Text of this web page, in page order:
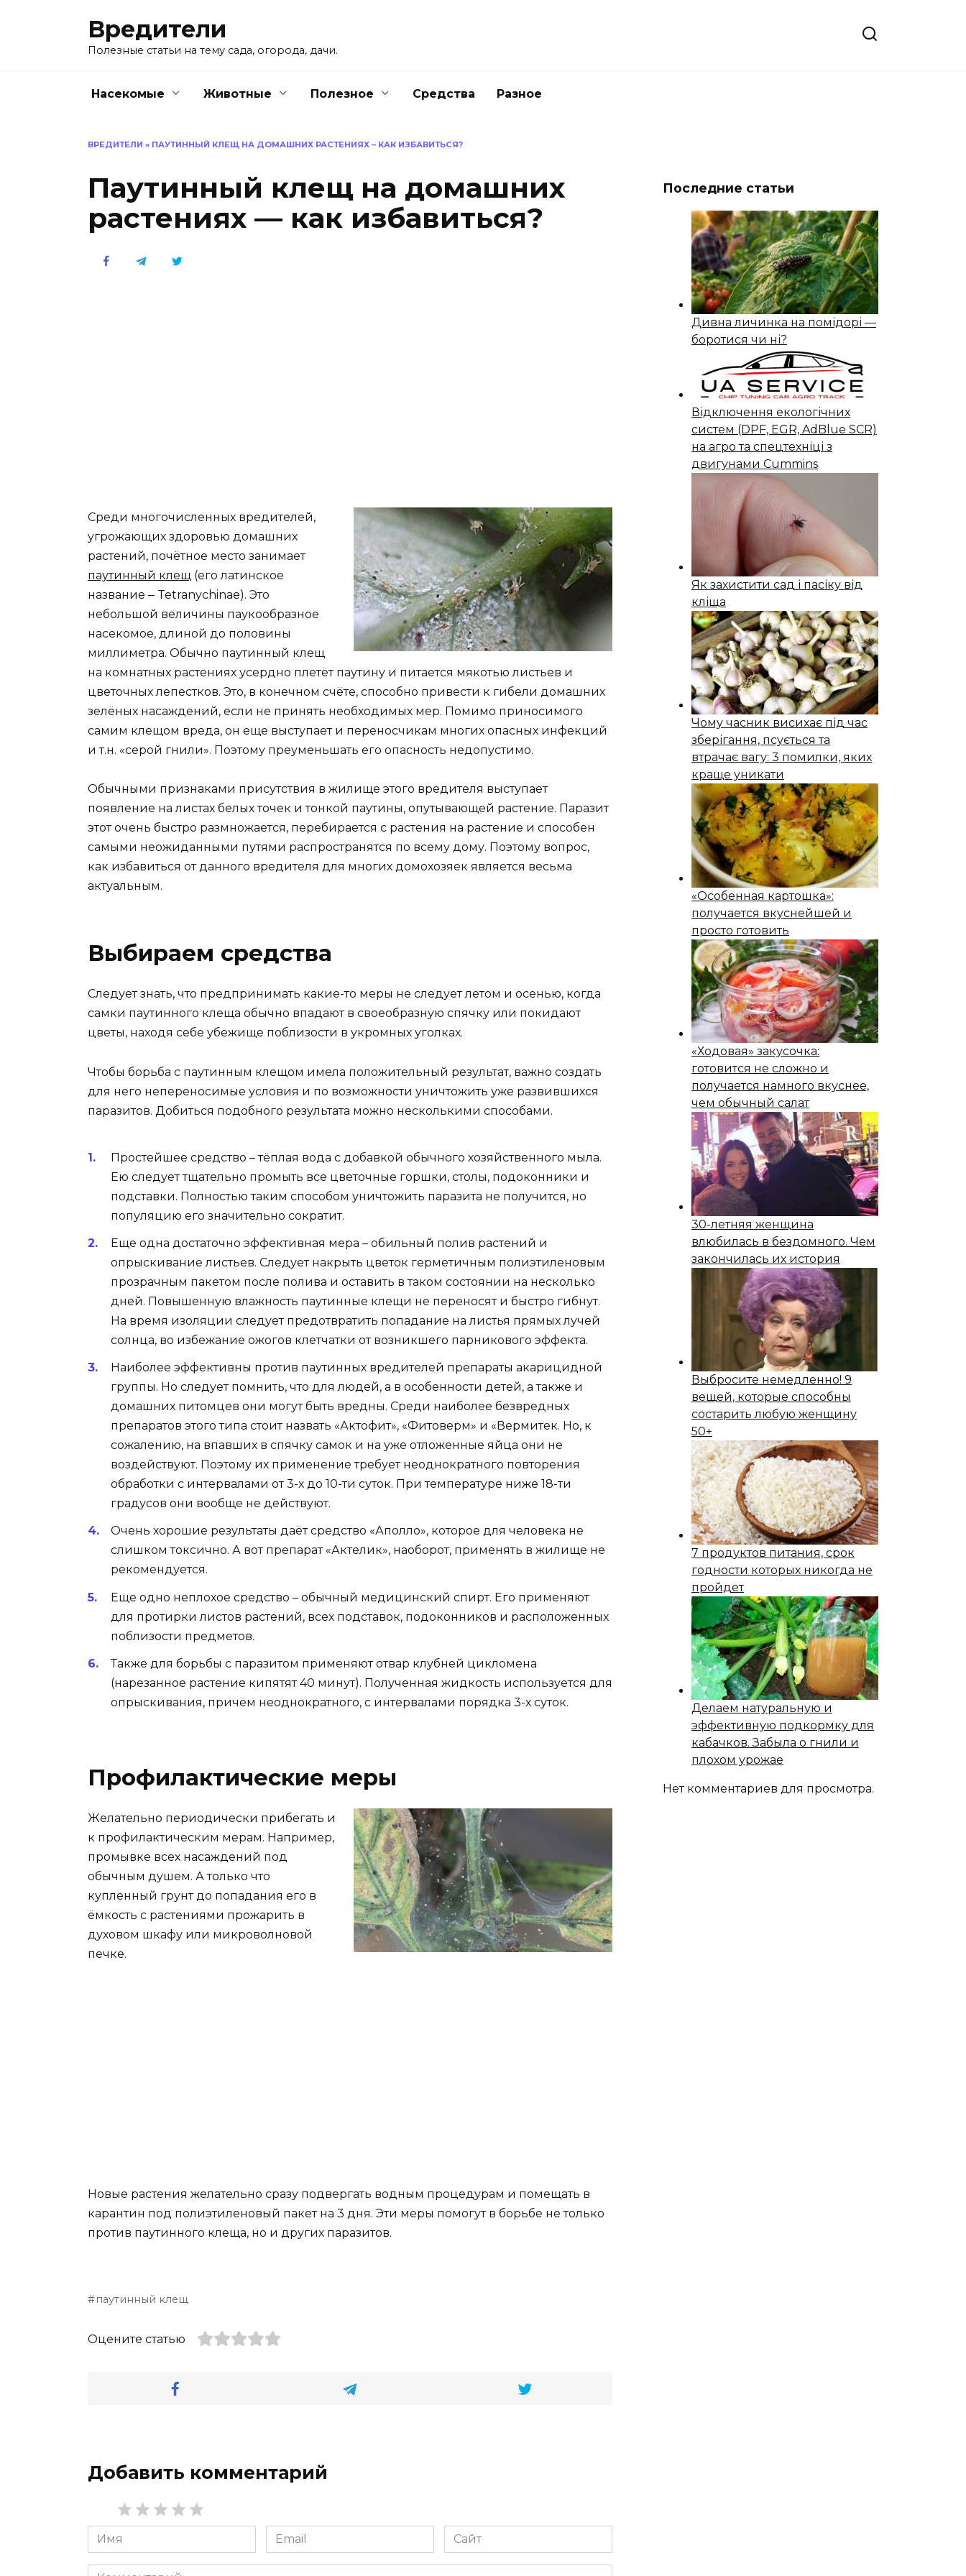
Вредители
Полезные статьи на тему сада, огорода, дачи.
Насекомые Животные Полезное Средства Разное
ВРЕДИТЕЛИ » ПАУТИННЫЙ КЛЕЩ НА ДОМАШНИХ РАСТЕНИЯХ – КАК ИЗБАВИТЬСЯ?
Паутинный клещ на домашних
растениях — как избавиться?
Среди многочисленных вредителей,
угрожающих здоровью домашних
растений, почётное место занимает
паутинный клещ (его латинское
название ‒ Tetranychinae). Это
небольшой величины паукообразное
насекомое, длиной до половины
миллиметра. Обычно паутинный клещ
на комнатных растениях усердно плетёт паутину и питается мякотью листьев и
цветочных лепестков. Это, в конечном счёте, способно привести к гибели домашних
зелёных насаждений, если не принять необходимых мер. Помимо приносимого
самим клещом вреда, он еще выступает и переносчикам многих опасных инфекций
и т.н. «серой гнили». Поэтому преуменьшать его опасность недопустимо.
Обычными признаками присутствия в жилище этого вредителя выступает
появление на листах белых точек и тонкой паутины, опутывающей растение. Паразит
этот очень быстро размножается, перебирается с растения на растение и способен
самыми неожиданными путями распространятся по всему дому. Поэтому вопрос,
как избавиться от данного вредителя для многих домохозяек является весьма
актуальным.
Выбираем средства
Следует знать, что предпринимать какие-то меры не следует летом и осенью, когда
самки паутинного клеща обычно впадают в своеобразную спячку или покидают
цветы, находя себе убежище поблизости в укромных уголках.
Чтобы борьба с паутинным клещом имела положительный результат, важно создать
для него непереносимые условия и по возможности уничтожить уже развившихся
паразитов. Добиться подобного результата можно несколькими способами.
Простейшее средство – тёплая вода с добавкой обычного хозяйственного мыла.
Ею следует тщательно промыть все цветочные горшки, столы, подоконники и
подставки. Полностью таким способом уничтожить паразита не получится, но
популяцию его значительно сократит.
Еще одна достаточно эффективная мера – обильный полив растений и
опрыскивание листьев. Следует накрыть цветок герметичным полиэтиленовым
прозрачным пакетом после полива и оставить в таком состоянии на несколько
дней. Повышенную влажность паутинные клещи не переносят и быстро гибнут.
На время изоляции следует предотвратить попадание на листья прямых лучей
солнца, во избежание ожогов клетчатки от возникшего парникового эффекта.
Наиболее эффективны против паутинных вредителей препараты акарицидной
группы. Но следует помнить, что для людей, а в особенности детей, а также и
домашних питомцев они могут быть вредны. Среди наиболее безвредных
препаратов этого типа стоит назвать «Актофит», «Фитоверм» и «Вермитек. Но, к
сожалению, на впавших в спячку самок и на уже отложенные яйца они не
воздействуют. Поэтому их применение требует неоднократного повторения
обработки с интервалами от 3-х до 10-ти суток. При температуре ниже 18-ти
градусов они вообще не действуют.
Очень хорошие результаты даёт средство «Аполло», которое для человека не
слишком токсично. А вот препарат «Актелик», наоборот, применять в жилище не
рекомендуется.
Еще одно неплохое средство – обычный медицинский спирт. Его применяют
для протирки листов растений, всех подставок, подоконников и расположенных
поблизости предметов.
Также для борьбы с паразитом применяют отвар клубней цикломена
(нарезанное растение кипятят 40 минут). Полученная жидкость используется для
опрыскивания, причём неоднократного, с интервалами порядка 3-х суток.
Профилактические меры
Желательно периодически прибегать и
к профилактическим мерам. Например,
промывке всех насаждений под
обычным душем. А только что
купленный грунт до попадания его в
ёмкость с растениями прожарить в
духовом шкафу или микроволновой
печке.
Новые растения желательно сразу подвергать водным процедурам и помещать в
карантин под полиэтиленовый пакет на 3 дня. Эти меры помогут в борьбе не только
против паутинного клеща, но и других паразитов.
паутинный клещ
Оцените статью
Добавить комментарий
Имя
*
Email
*
Сайт
Комментарий
Последние статьи
Дивна личинка на помідорі —
боротися чи ні?
Відключення екологічних
систем (DPF, EGR, AdBlue SCR)
на агро та спецтехніці з
двигунами Cummins
Як захистити сад і пасіку від
кліща
Чому часник висихає під час
зберігання, псується та
втрачає вагу: 3 помилки, яких
краще уникати
«Особенная картошка»:
получается вкуснейшей и
просто готовить
«Ходовая» закусочка:
готовится не сложно и
получается намного вкуснее,
чем обычный салат
30-летняя женщина
влюбилась в бездомного. Чем
закончилась их история
Выбросите немедленно! 9
вещей, которые способны
состapить любую женщину
50+
7 продуктов питания, срок
годности которых никогда не
пройдет
Делаем натуральную и
эффективную подкормку для
кабачков. Забыла о гнили и
плохом урожае
Нет комментариев для просмотра.